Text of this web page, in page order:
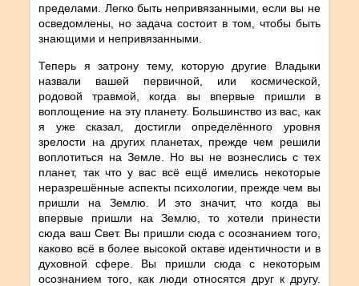
пределами. Легко быть непривязанными, если вы не
осведомлены, но задача состоит в том, чтобы быть
знающими и непривязанными.
Теперь я затрону тему, которую другие Владыки
назвали вашей первичной, или космической,
родовой травмой, когда вы впервые пришли в
воплощение на эту планету. Большинство из вас, как
я уже сказал, достигли определённого уровня
зрелости на других планетах, прежде чем решили
воплотиться на Земле. Но вы не вознеслись с тех
планет, так что у вас всё ещё имелись некоторые
неразрешённые аспекты психологии, прежде чем вы
пришли на Землю. И это значит, что когда вы
впервые пришли на Землю, то хотели принести
сюда ваш Свет. Вы пришли сюда с осознанием того,
каково всё в более высокой октаве идентичности и в
духовной сфере. Вы пришли сюда с некоторым
осознанием того, как люди относятся друг к другу.